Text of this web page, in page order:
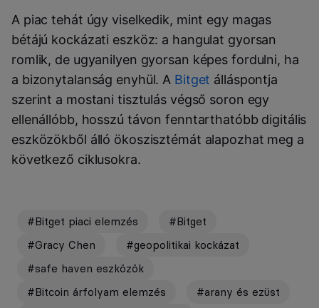
A piac tehát úgy viselkedik, mint egy magas
bétájú kockázati eszköz: a hangulat gyorsan
romlik, de ugyanilyen gyorsan képes fordulni, ha
a bizonytalanság enyhül. A Bitget álláspontja
szerint a mostani tisztulás végső soron egy
ellenállóbb, hosszú távon fenntarthatóbb digitális
eszközökből álló ökoszisztémát alapozhat meg a
következő ciklusokra.
#Bitget piaci elemzés
#Bitget
#Gracy Chen
#geopolitikai kockázat
#safe haven eszközök
#Bitcoin árfolyam elemzés
#arany és ezüst